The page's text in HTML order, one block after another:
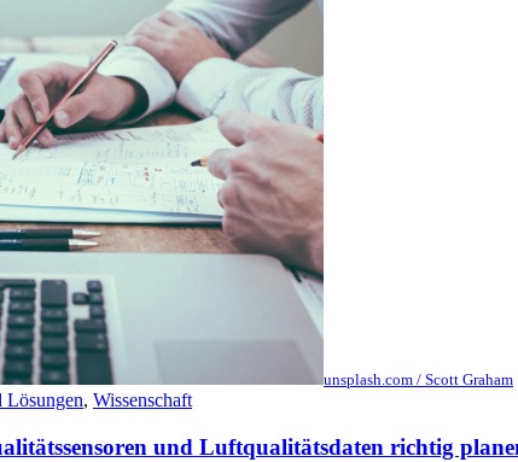
unsplash.com / Scott Graham
Lösungen, Wissenschaft
und Luftqualitätsdaten richtig